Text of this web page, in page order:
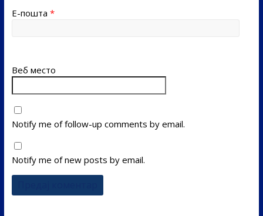
Е-пошта *
Веб место
Notify me of follow-up comments by email.
Notify me of new posts by email.